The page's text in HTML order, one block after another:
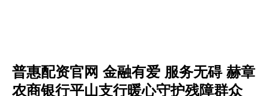
普惠配资官网 金融有爱 服务无碍 赫章
农商银行平山支行暖心守护残障群众